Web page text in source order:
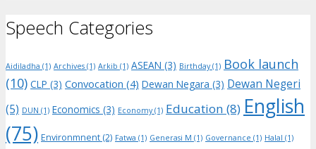
Speech Categories
Aidiladha (1) Archives (1) Arkib (1) ASEAN (3) Birthday(1) Book launch
(10) CLP (3) Convocation (4) Dewan Negara (3) Dewan Negeri
(5) DUN (1) Economics (3) Economy(1) Education (8) English
(75) Environmnent (2) Fatwa (1) Generasi M (1) Governance (1) Halal (1)